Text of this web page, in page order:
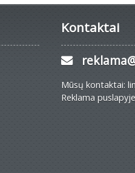
Kontaktai
Mūsų kontaktai:
Reklama